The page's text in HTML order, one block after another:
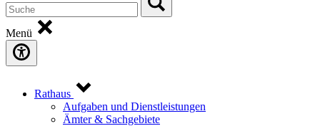
Menü
Rathaus
Aufgaben und Dienstleistungen
Ämter & Sachgebiete